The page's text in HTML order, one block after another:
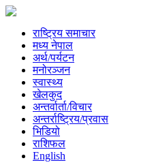
राष्ट्रिय समाचार
मध्य नेपाल
अर्थ/पर्यटन
मनोरञ्जन
स्वास्थ्य
खेलकुद
अन्तर्वार्ता/विचार
अन्तर्राष्ट्रिय/प्रवास
भिडियो
राशिफल
English